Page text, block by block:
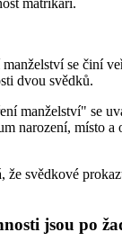
se činí
dvou svědků.
manželství" se
narození, místo a
že svědkové
jsou po